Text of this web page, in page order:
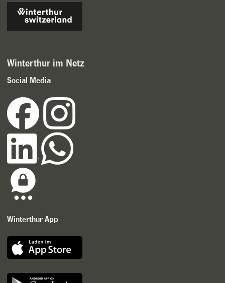
Winterthur im Netz
Social Media
Winterthur App